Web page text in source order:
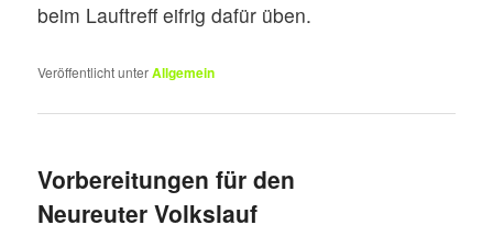
beim Lauftreff eifrig dafür üben.
Veröffentlicht unterAllgemein
Vorbereitungen für den
Neureuter Volkslauf